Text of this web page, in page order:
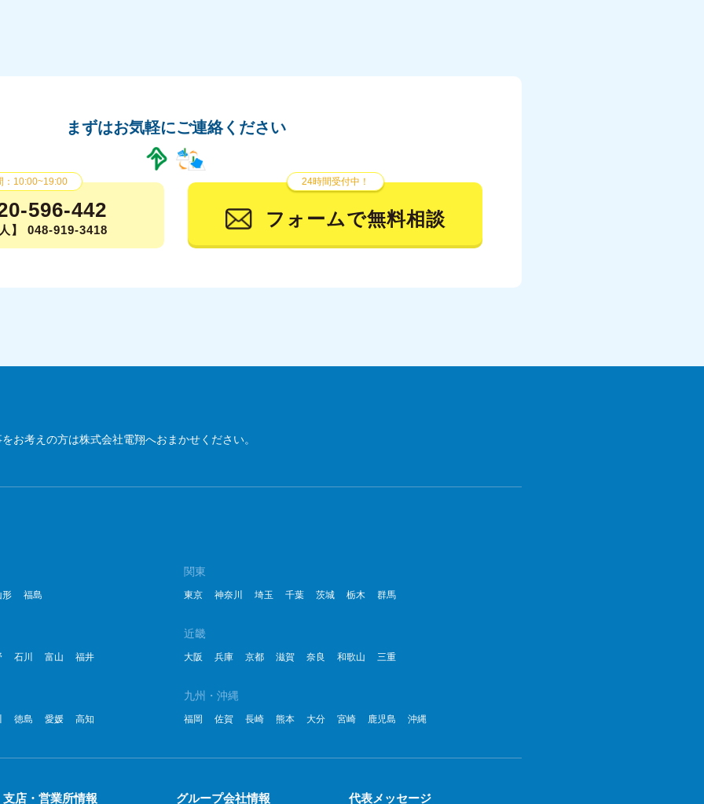
まずはお気軽にご連絡ください
：10:00~19:00
596-442
】 048-919-3418
24時間受付中！
フォームで無料相談
お考えの方は株式会社電翔へおまかせください。
形 福島
関東
東京 神奈川 埼玉 千葉 茨城 栃木 群馬
石川 富山 福井
近畿
大阪 兵庫 京都 滋賀 奈良 和歌山 三重
徳島 愛媛 高知
九州・沖縄
福岡 佐賀 長崎 熊本 大分 宮崎 鹿児島 沖縄
支店・営業所情報 グループ会社情報 代表メッセージ